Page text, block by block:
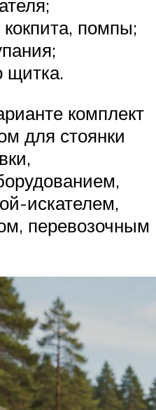
помпы;
щитка.
комплект
для стоянки
искателем,
перевозочным